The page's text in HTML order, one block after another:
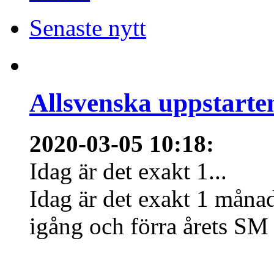
Senaste nytt
Allsvenska
2020-03-05 10:18:
Idag är det exakt 1...
Idag är det exakt 1
igång och förra årets